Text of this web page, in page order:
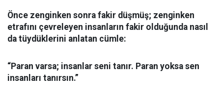
Önce zenginken sonra fakir düşmüş; zenginken
etrafını çevreleyen insanların fakir olduğunda nasıl
da tüydüklerini anlatan cümle:
“Paran varsa; insanlar seni tanır. Paran yoksa sen
insanları tanırsın.”